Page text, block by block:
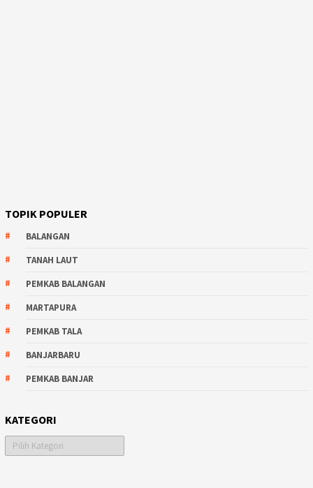
TOPIK POPULER
BALANGAN
TANAH LAUT
PEMKAB BALANGAN
MARTAPURA
PEMKAB TALA
BANJARBARU
PEMKAB BANJAR
KATEGORI
Kategori